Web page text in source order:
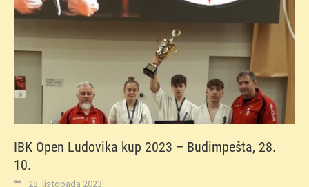
IBK Open Ludovika kup 2023 – Budimpešta, 28.
10.
28. listopada 2023.